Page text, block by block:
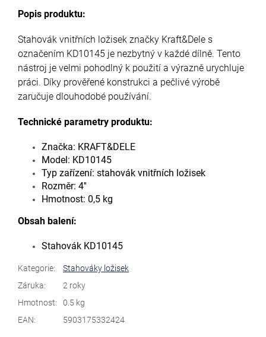
Popis produktu:
Stahovák vnitřních ložisek značky Kraft&Dele s
označením KD10145 je nezbytný v každé dílně. Tento
nástroj je velmi pohodlný k použití a výrazně urychluje
práci. Díky prověřené konstrukci a pečlivé výrobě
zaručuje dlouhodobé používání.
Technické parametry produktu:
Značka: KRAFT&DELE
Model: KD10145
Typ zařízení: stahovák vnitřních ložisek
Rozměr: 4''
Hmotnost: 0,5 kg
Obsah balení:
Stahovák KD10145
Kategorie:
Stahováky ložisek
Záruka:
2 roky
Hmotnost:
0.5 kg
EAN: 5903175332424